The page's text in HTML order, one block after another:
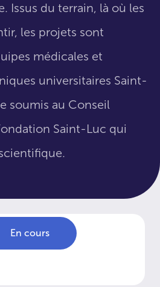
Issus du terrain, là où les
les projets sont
médicales et
universitaires Saint-
soumis au Conseil
Saint-Luc qui
En cours